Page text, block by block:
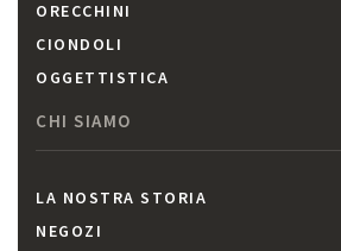
ORECCHINI
CIONDOLI
OGGETTISTICA
CHI SIAMO
LA NOSTRA STORIA
NEGOZI